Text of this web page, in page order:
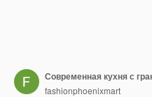
fashionphoenixmart